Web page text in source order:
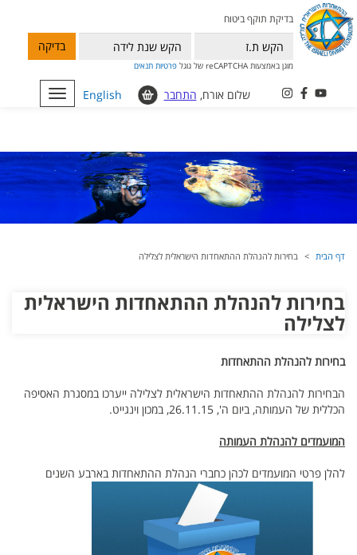
בדיקת תוקף ביטוח
בדיקה
מוגן באמצעות reCAPTCHA של גוגל פרטיות תנאים
Toggle
navigation
English שלום אורח, התחבר
דף הבית בחירות להנהלת ההתאחדות הישראלית לצלילה
בחירות להנהלת ההתאחדות הישראלית
לצלילה
בחירות להנהלת ההתאחדות
הבחירות להנהלת ההתאחדות הישראלית לצלילה ייערכו במסגרת האסיפה
הכללית של העמותה, ביום ה', 26.11.15, במכון וינגייט.
המועמדים להנהלת העמותה
להלן פרטי המועמדים לכהן כחברי הנהלת ההתאחדות בארבע השנים